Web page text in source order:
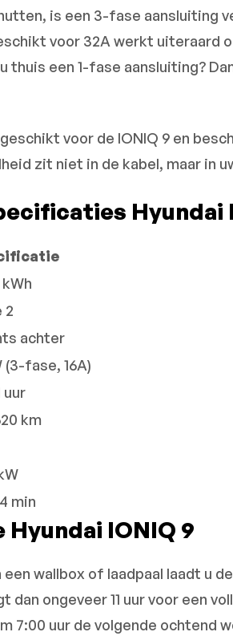
is een 3-fase aansluiting
voor 32A werkt uiteraard
thuis een 1-fase aansluiting?
voor de IONIQ 9 en
zit niet in de kabel, maar in
Hyundai
kWh
2
achter
(3-fase, 16A)
uur
km
min
IONIQ 9
wallbox of laadpaal laadt u de
dan ongeveer 11 uur voor een
7:00 uur de volgende ochtend